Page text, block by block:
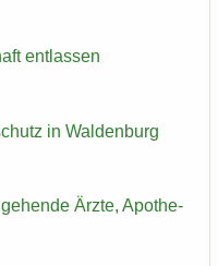
ent­las­sen
in Wal­den­burg
Ärzte, Apo­the­